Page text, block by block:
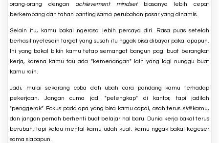
orang-orang dengan achievement mindsetbiasanya lebih cepat
berkembang dan tahan banting sama perubahan pasar yang dinamis.
Selain itu, kamu bakal ngerasa lebih percaya diri. Rasa puas setelah
berhasil nyelesein target yang susah itu nggak bisa dibayar pakai apapun.
Ini yang bakal bikin kamu tetap semangat bangun pagi buat berangkat
kerja, karena kamu tau ada "kemenangan" lain yang lagi nunggu buat
kamu raih.
Jadi, mulai sekarang coba deh ubah cara pandang kamu terhadap
pekerjaan. Jangan cuma jadi "pelengkap" di kantor, tapi jadilah
"penggerak". Fokus pada apa yang bisa kamu capai, asah terus skillkamu,
dan jangan pernah berhenti buat belajar hal baru. Dunia kerja bakal terus
berubah, tapi kalau mental kamu udah kuat, kamu nggak bakal kegeser
sama siapapun.